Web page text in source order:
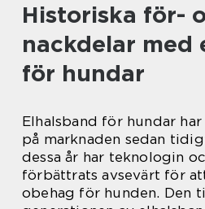
Historiska för-
nackdelar med
för hundar
Elhalsband för hundar
på marknaden sedan
dessa år har teknologin
förbättrats avsevärt för
obehag för hunden. Den